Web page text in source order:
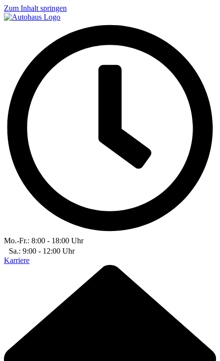
Zum Inhalt springen
Mo.-Fr.: 8:00 - 18:00 Uhr
Sa.: 9:00 - 12:00 Uhr
Karriere